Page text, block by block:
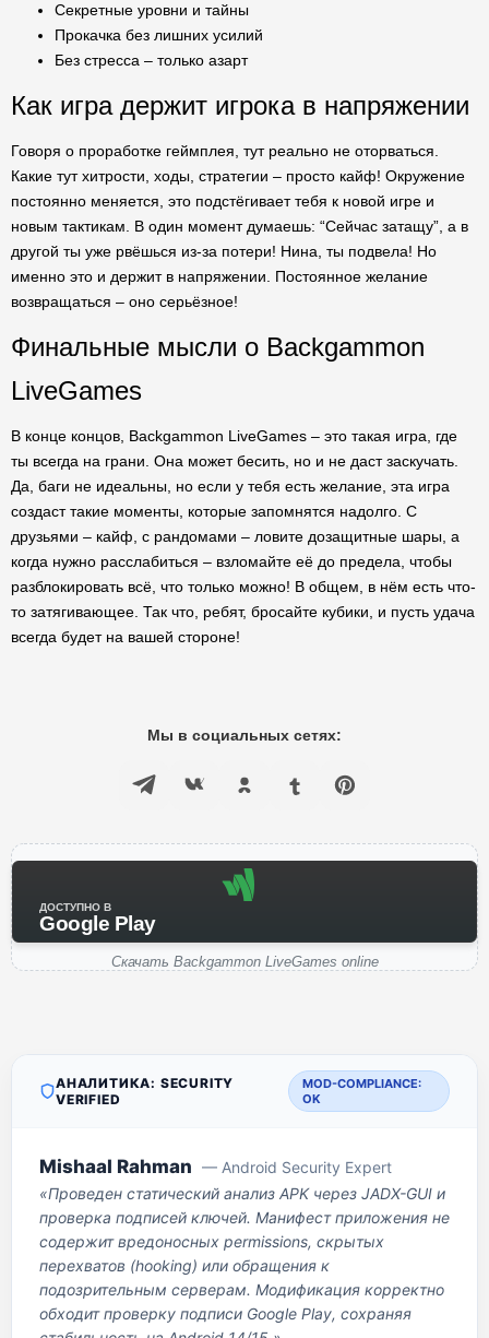
Секретные уровни и тайны
Прокачка без лишних усилий
Без стресса – только азарт
Как игра держит игрока в напряжении
Говоря о проработке геймплея, тут реально не оторваться.
Какие тут хитрости, ходы, стратегии – просто кайф! Окружение
постоянно меняется, это подстёгивает тебя к новой игре и
новым тактикам. В один момент думаешь: “Сейчас затащу”, а в
другой ты уже рвёшься из-за потери! Нина, ты подвела! Но
именно это и держит в напряжении. Постоянное желание
возвращаться – оно серьёзное!
Финальные мысли о Backgammon
LiveGames
В конце концов, Backgammon LiveGames – это такая игра, где
ты всегда на грани. Она может бесить, но и не даст заскучать.
Да, баги не идеальны, но если у тебя есть желание, эта игра
создаст такие моменты, которые запомнятся надолго. С
друзьями – кайф, с рандомами – ловите дозащитные шары, а
когда нужно расслабиться – взломайте её до предела, чтобы
разблокировать всё, что только можно! В общем, в нём есть что-
то затягивающее. Так что, ребят, бросайте кубики, и пусть удача
всегда будет на вашей стороне!
Мы в социальных сетях:
ДОСТУПНО В
Google Play
Скачать Backgammon LiveGames online
АНАЛИТИКА: SECURITY
VERIFIED
MOD-COMPLIANCE:
OK
Mishaal Rahman — Android Security Expert
«Проведен статический анализ APK через JADX-GUI и
проверка подписей ключей. Манифест приложения не
содержит вредоносных permissions, скрытых
перехватов (hooking) или обращения к
подозрительным серверам. Модификация корректно
обходит проверку подписи Google Play, сохраняя